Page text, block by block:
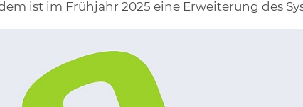
ist im Frühjahr 2025 eine Erweiterung des